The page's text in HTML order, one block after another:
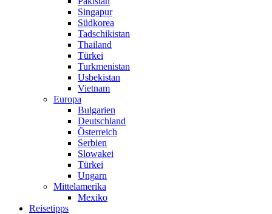
Singapur
Südkorea
Tadschikistan
Thailand
Türkei
Turkmenistan
Usbekistan
Vietnam
Europa
Bulgarien
Deutschland
Österreich
Serbien
Slowakei
Türkei
Ungarn
Mittelamerika
Mexiko
Reisetipps